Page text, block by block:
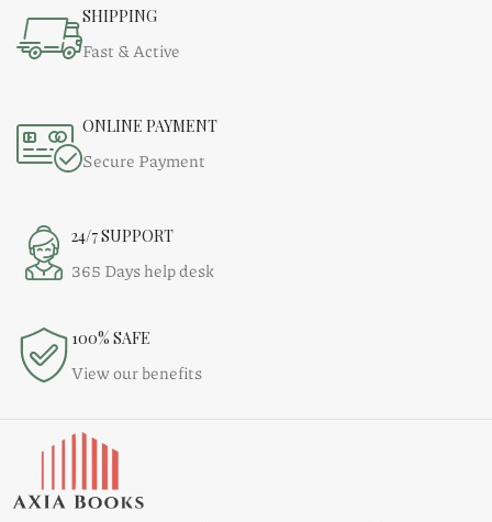
SHIPPING
Fast & Active
ONLINE PAYMENT
Secure Payment
24/7 SUPPORT
365 Days help desk
100% SAFE
View our benefits